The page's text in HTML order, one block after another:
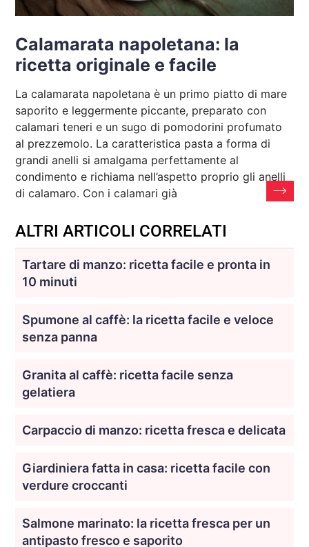
Calamarata napoletana: la
ricetta originale e facile
La calamarata napoletana è un primo piatto di mare
saporito e leggermente piccante, preparato con
calamari teneri e un sugo di pomodorini profumato
al prezzemolo. La caratteristica pasta a forma di
grandi anelli si amalgama perfettamente al
condimento e richiama nell’aspetto proprio gli anelli
di calamaro. Con i calamari già
ALTRI ARTICOLI CORRELATI
Tartare di manzo: ricetta facile e pronta in
10 minuti
Spumone al caffè: la ricetta facile e veloce
senza panna
Granita al caffè: ricetta facile senza
gelatiera
Carpaccio di manzo: ricetta fresca e delicata
Giardiniera fatta in casa: ricetta facile con
verdure croccanti
Salmone marinato: la ricetta fresca per un
antipasto fresco e saporito